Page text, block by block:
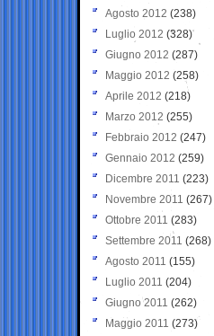
Agosto 2012 (238)
Luglio 2012 (328)
Giugno 2012 (287)
Maggio 2012 (258)
Aprile 2012 (218)
Marzo 2012 (255)
Febbraio 2012 (247)
Gennaio 2012 (259)
Dicembre 2011 (223)
Novembre 2011 (267)
Ottobre 2011 (283)
Settembre 2011 (268)
Agosto 2011 (155)
Luglio 2011 (204)
Giugno 2011 (262)
Maggio 2011 (273)